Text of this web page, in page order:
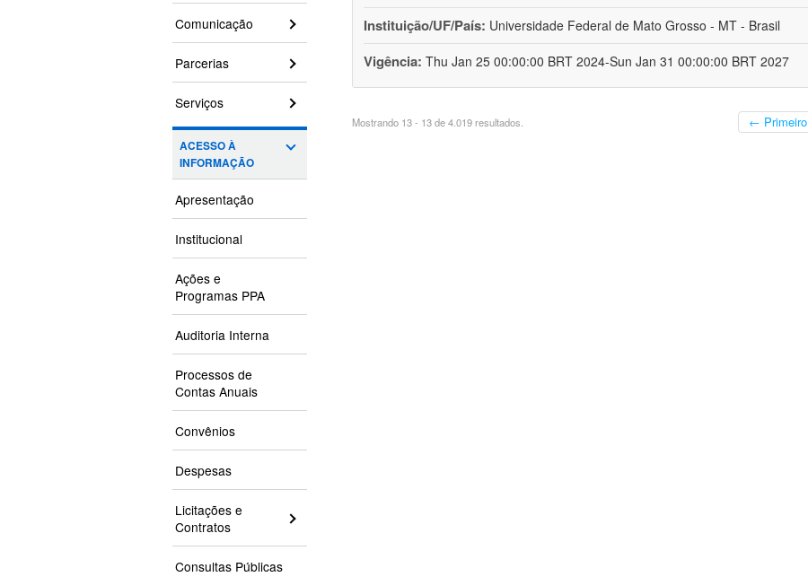
Comunicação
Parcerias
Serviços
ACESSO À
INFORMAÇÃO
Apresentação
Institucional
Ações e
Programas PPA
Auditoria Interna
Processos de
Contas Anuais
Convênios
Despesas
Licitações e
Contratos
Consultas Públicas
Instituição/UF/País: Universidade Federal de Mato Grosso - MT - Brasil
Vigência: Thu Jan 25 00:00:00 BRT 2024-Sun Jan 31 00:00:00 BRT 2027
Mostrando 13 - 13 de 4.019 resultados. ← Primeiro